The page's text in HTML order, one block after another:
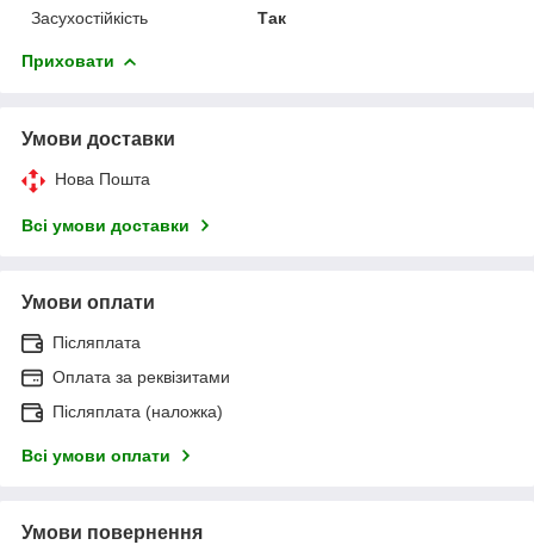
Засухостійкість
Так
Приховати
Умови доставки
Нова Пошта
Всі умови доставки
Умови оплати
Післяплата
Оплата за реквізитами
Післяплата (наложка)
Всі умови оплати
Умови повернення